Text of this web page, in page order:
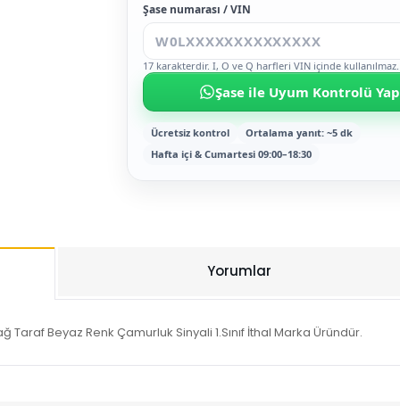
Şase numarası / VIN
17 karakterdir. I, O ve Q harfleri VIN içinde kullanılmaz.
Şase ile Uyum Kontrolü Yap
Ücretsiz kontrol
Ortalama yanıt: ~5 dk
Hafta içi & Cumartesi 09:00–18:30
Yorumlar
Beyaz Renk Çamurluk Sinyali 1.Sınıf İthal Marka Üründür.